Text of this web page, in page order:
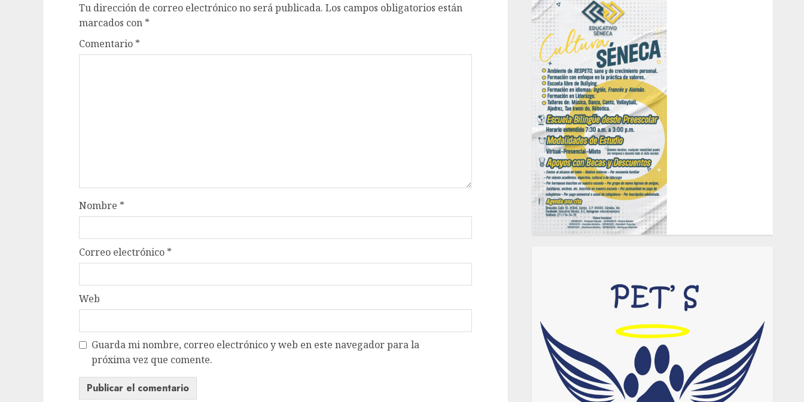
Tu dirección de correo electrónico no será publicada. Los campos obligatorios están
marcados con *
Comentario *
Nombre *
Correo electrónico *
Web
Guarda mi nombre, correo electrónico y web en este navegador para la
próxima vez que comente.